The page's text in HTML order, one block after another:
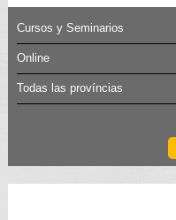
Cursos y Seminarios
Online
Todas las províncias